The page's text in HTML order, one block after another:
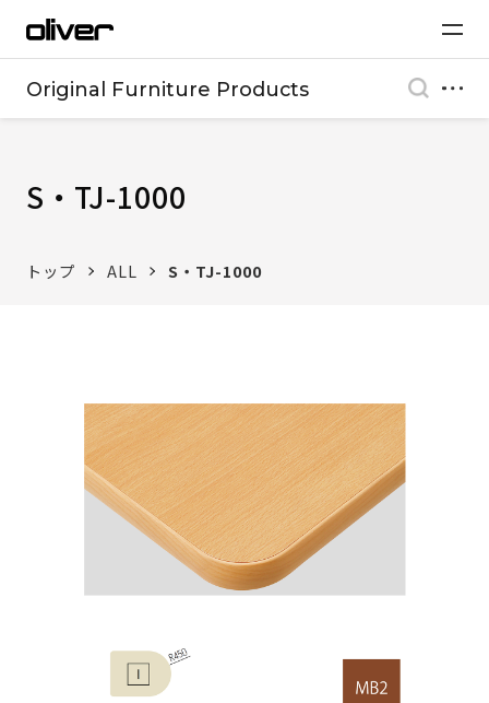
Original Furniture Products
S・TJ-1000
トップ ALL S・TJ-1000